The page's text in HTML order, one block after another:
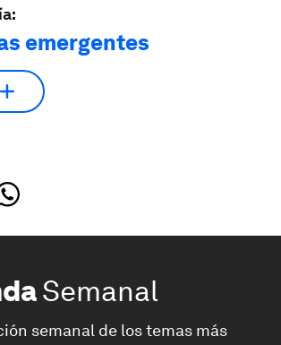
emergentes
Semanal
semanal de los temas más